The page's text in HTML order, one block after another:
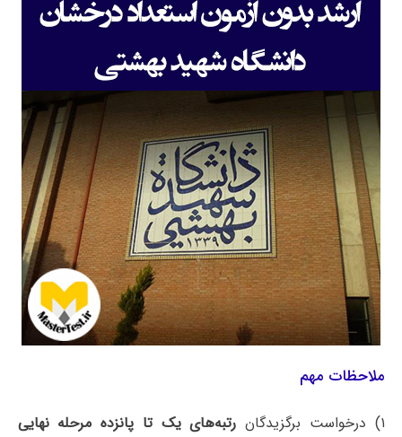
ملاحظات مهم
۱) درخواست برگزیدگان
رتبه‌های یک تا پانزده مرحله نهایی